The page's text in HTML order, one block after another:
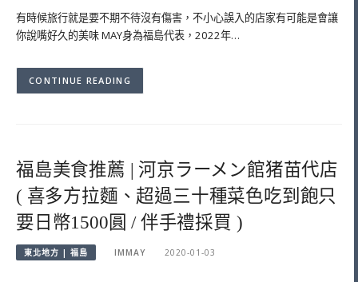
有時候旅行就是要不期不待沒有傷害，不小心誤入的店家有可能是會讓
你說嘴好久的美味 MAY身為福島代表，2022年…
CONTINUE READING
福島美食推薦 | 河京ラーメン館猪苗代店
( 喜多方拉麵、超過三十種菜色吃到飽只
要日幣1500圓 / 伴手禮採買 )
東北地方 | 福島 IMMAY 2020-01-03